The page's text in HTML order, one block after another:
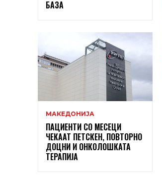
БАЗА
МАКЕДОНИЈА
ПАЦИЕНТИ СО МЕСЕЦИ
ЧЕКААТ ПЕТСКЕН, ПОВТОРНО
ДОЦНИ И ОНКОЛОШКАТА
ТЕРАПИЈА